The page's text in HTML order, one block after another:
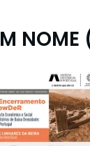
NOME